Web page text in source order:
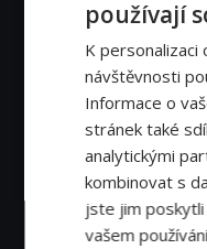
používají
K personalizaci
návštěvnosti
Informace o
stránek také
analytickými
kombinovat s
jste jim
vašem